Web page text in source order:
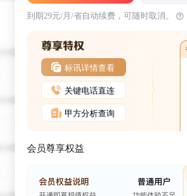
到期29元/月/省自动续费，可随时取消。
标讯详情查看
关键电话直连
甲方分析查询
会员尊享权益